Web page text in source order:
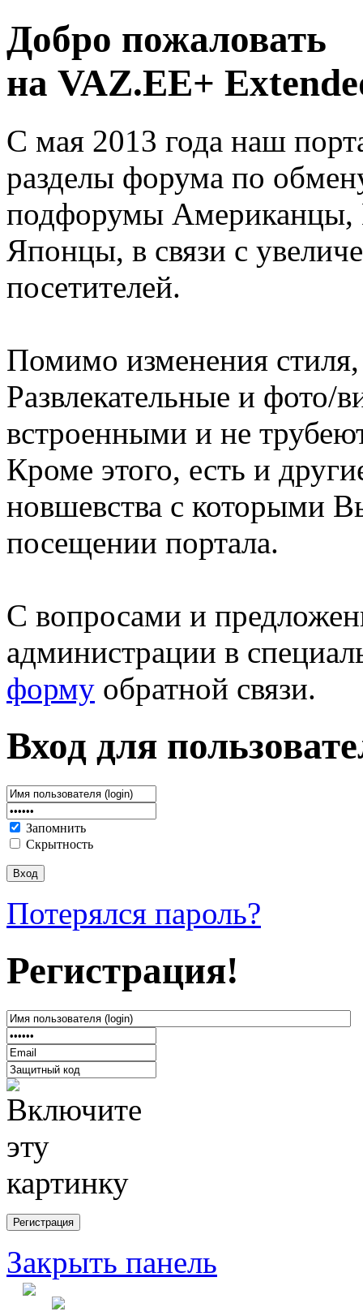
Добро пожаловать
на VAZ.EE+
С мая 2013 года наш
разделы форума по
подфорумы
Японцы, в связи с
посетителей.
Помимо изменения
Развлекательные и фото/
встроенными и не
Кроме этого, есть и
новшевства с которыми
посещении портала.
С вопросами и
администрации в
форму обратной связи.
Вход для
Запомнить
Скрытность
Потерялся пароль?
Регистрация!
Закрыть панель